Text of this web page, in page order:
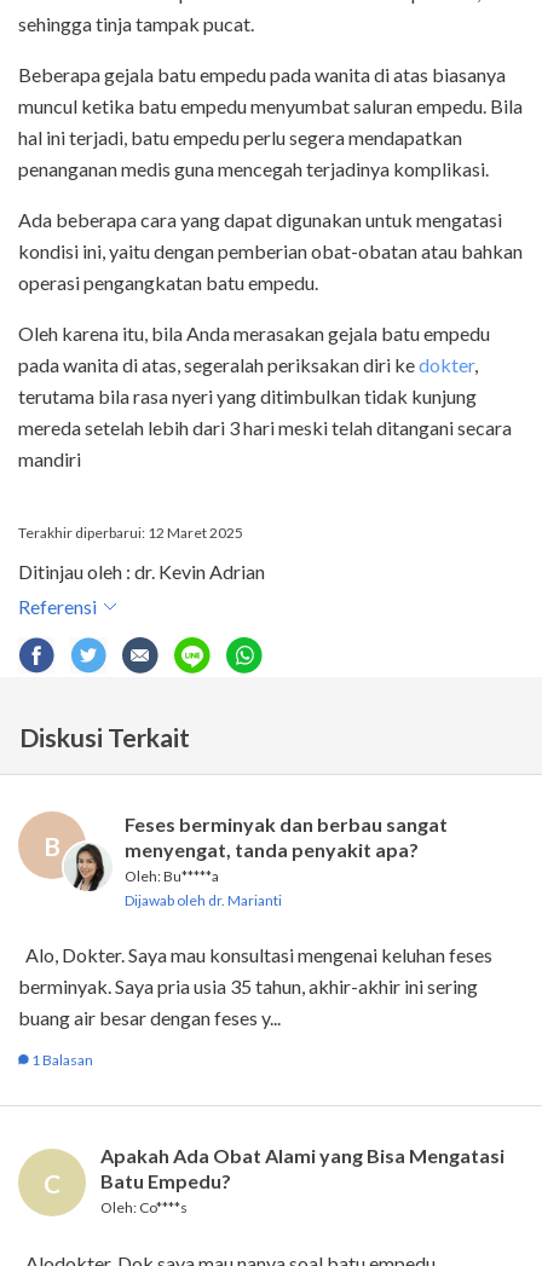
sehingga tinja tampak pucat.
Beberapa gejala batu empedu pada wanita di atas biasanya
muncul ketika batu empedu menyumbat saluran empedu. Bila
hal ini terjadi, batu empedu perlu segera mendapatkan
penanganan medis guna mencegah terjadinya komplikasi.
Ada beberapa cara yang dapat digunakan untuk mengatasi
kondisi ini, yaitu dengan pemberian obat-obatan atau bahkan
operasi pengangkatan batu empedu.
Oleh karena itu, bila Anda merasakan gejala batu empedu
pada wanita di atas, segeralah periksakan diri kedokter,
terutama bila rasa nyeri yang ditimbulkan tidak kunjung
mereda setelah lebih dari 3 hari meski telah ditangani secara
mandiri
Terakhir diperbarui: 12 Maret 2025